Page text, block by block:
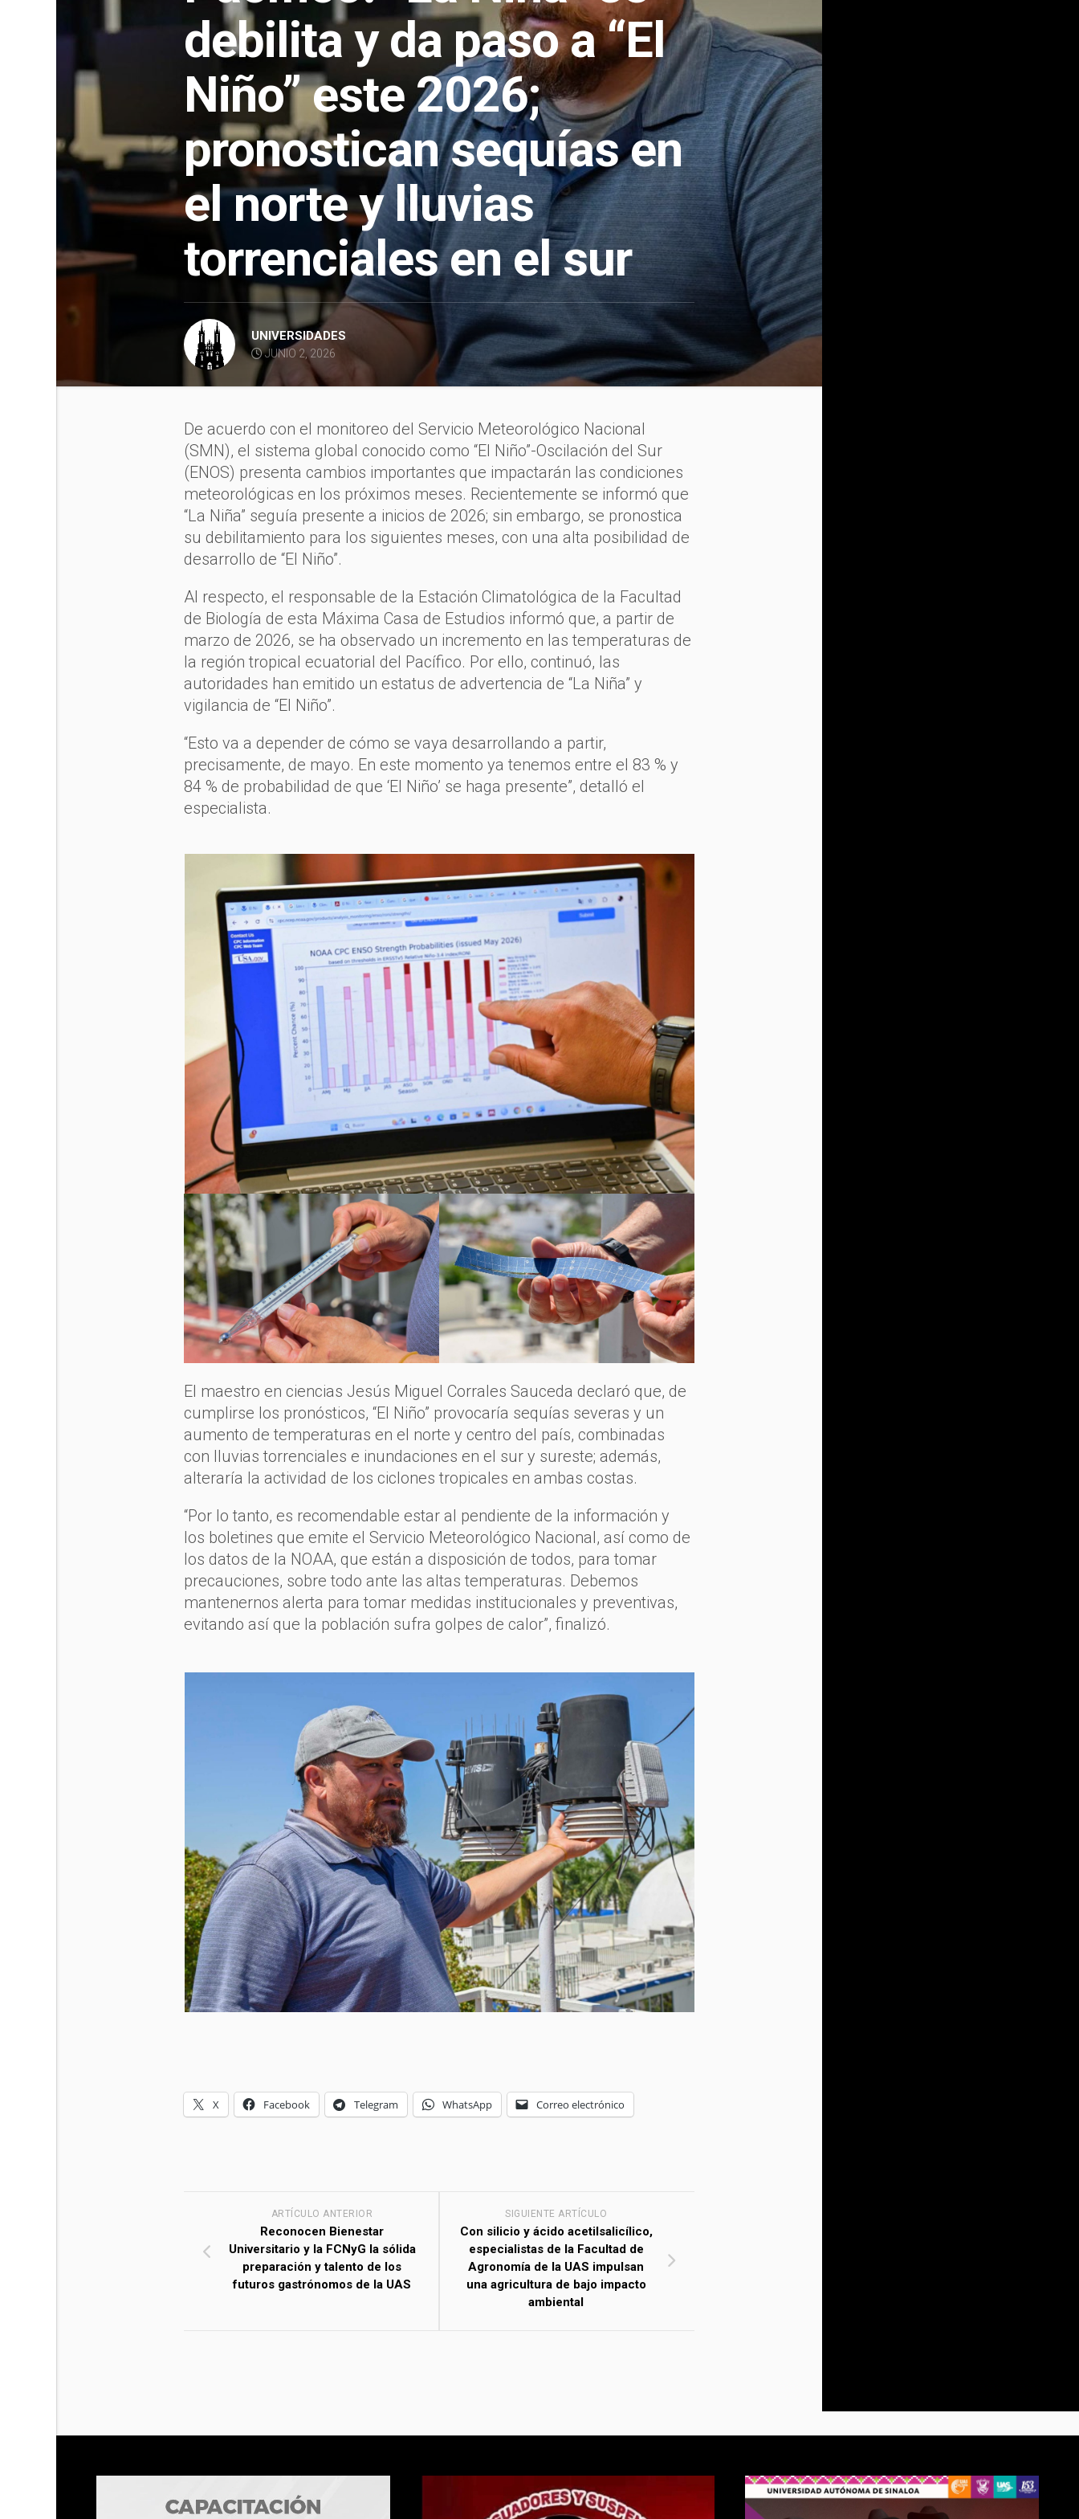
debilita y da paso a “El
Niño” este 2026;
pronostican sequías en
el norte y lluvias
torrenciales en el sur
UNIVERSIDADES
JUNIO 2, 2026
De acuerdo con el monitoreo del Servicio Meteorológico Nacional
(SMN), el sistema global conocido como “El Niño”-Oscilación del Sur
(ENOS) presenta cambios importantes que impactarán las condiciones
meteorológicas en los próximos meses. Recientemente se informó que
“La Niña” seguía presente a inicios de 2026; sin embargo, se pronostica
su debilitamiento para los siguientes meses, con una alta posibilidad de
desarrollo de “El Niño”.
Al respecto, el responsable de la Estación Climatológica de la Facultad
de Biología de esta Máxima Casa de Estudios informó que, a partir de
marzo de 2026, se ha observado un incremento en las temperaturas de
la región tropical ecuatorial del Pacífico. Por ello, continuó, las
autoridades han emitido un estatus de advertencia de “La Niña” y
vigilancia de “El Niño”.
“Esto va a depender de cómo se vaya desarrollando a partir,
precisamente, de mayo. En este momento ya tenemos entre el 83 % y
84 % de probabilidad de que ‘El Niño’ se haga presente”, detalló el
especialista.
El maestro en ciencias Jesús Miguel Corrales Sauceda declaró que, de
cumplirse los pronósticos, “El Niño” provocaría sequías severas y un
aumento de temperaturas en el norte y centro del país, combinadas
con lluvias torrenciales e inundaciones en el sur y sureste; además,
alteraría la actividad de los ciclones tropicales en ambas costas.
“Por lo tanto, es recomendable estar al pendiente de la información y
los boletines que emite el Servicio Meteorológico Nacional, así como de
los datos de la NOAA, que están a disposición de todos, para tomar
precauciones, sobre todo ante las altas temperaturas. Debemos
mantenernos alerta para tomar medidas institucionales y preventivas,
evitando así que la población sufra golpes de calor”, finalizó.
X Facebook Telegram WhatsApp Correo electrónico
SIGUIENTE ARTÍCULO
Con silicio y ácido acetilsalicílico,
especialistas de la Facultad de
Agronomía de la UAS impulsan
una agricultura de bajo impacto
ambiental
ARTÍCULO ANTERIOR
Reconocen Bienestar
Universitario y la FCNyG la sólida
preparación y talento de los
futuros gastrónomos de la UAS